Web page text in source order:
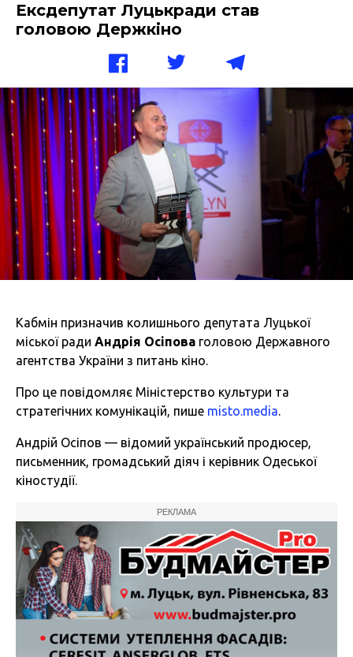
Ексдепутат Луцькради став
головою Держкіно
Кабмін призначив колишнього депутата Луцької
міської ради Андрія Осіпова головою Державного
агентства України з питань кіно.
Про це повідомляє Міністерство культури та
стратегічних комунікацій, пише misto.media.
Андрій Осіпов — відомий український продюсер,
письменник, громадський діяч і керівник Одеської
кіностудії.
РЕКЛАМА